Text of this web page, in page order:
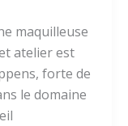
maquilleuse
atelier est
forte de
le domaine